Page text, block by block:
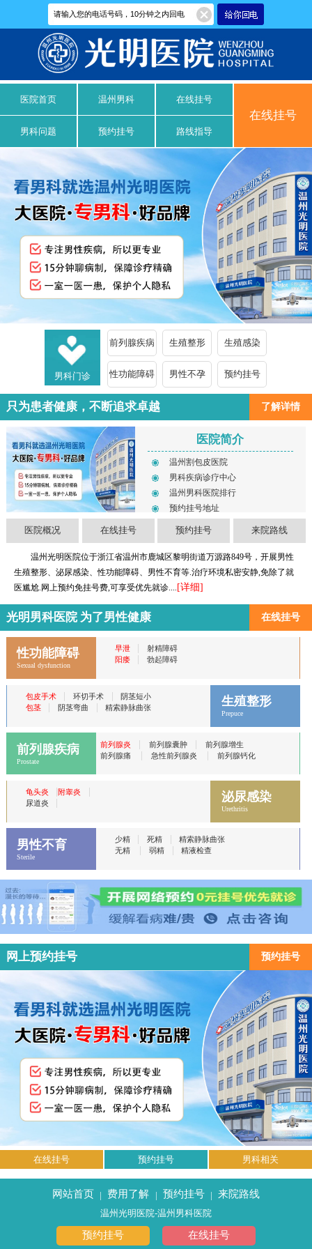
医院首页 温州男科 在线挂号
男科问题 预约挂号 路线指导
在线挂号
男科门诊
前列腺疾病 生殖整形 生殖感染
性功能障碍 男性不孕 预约挂号
只为患者健康，不断追求卓越 了解详情
医院简介
温州割包皮医院
男科疾病诊疗中心
温州男科医院排行
预约挂号地址
医院概况 在线挂号 预约挂号 来院路线
温州光明医院位于浙江省温州市鹿城区黎明街道万源路849号，开展男性
生殖整形、泌尿感染、性功能障碍、男性不育等.治疗环境私密安静,免除了就
医尴尬.网上预约免挂号费,可享受优先就诊.... [详细]
光明男科医院 为了男性健康 在线挂号
性功能障碍
Sexual dysfunction
早泄
射精障碍
阳痿
勃起障碍
包皮手术 | 环切手术 |
阴茎短小
包茎
| 阴茎弯曲 | 精索静脉曲张 生殖整形
Prepuce
前列腺疾病
Prostate
前列腺炎 前列腺囊肿
前列腺增生
前列腺痛
急性前列腺炎 前列腺钙化
龟头炎 |附睾炎
尿道炎 泌尿感染
Urethritis
男性不育
Sterile
少精 死精
精索静脉曲张
无精
弱精 精液检查
网上预约挂号 预约挂号
在线挂号 预约挂号 男科相关
网站首页 | 费用了解 | 预约挂号 | 来院路线
温州光明医院-温州男科医院
预约挂号 在线挂号